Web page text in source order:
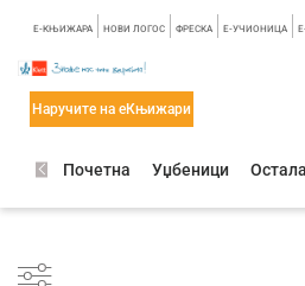
E-КЊИЖАРА НОВИ ЛОГОС ФРЕСКА E-УЧИОНИЦА
Наручите на еКњижари
Почетна Уџбеници